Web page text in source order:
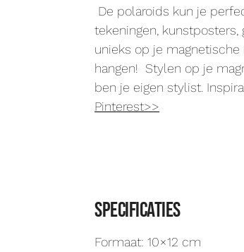
De polaroids kun je
tekeningen,
unieks op je
hangen! Stylen op je
ben je eigen stylist.
Pinterest>>
Specificaties
Formaat: 10×12 cm